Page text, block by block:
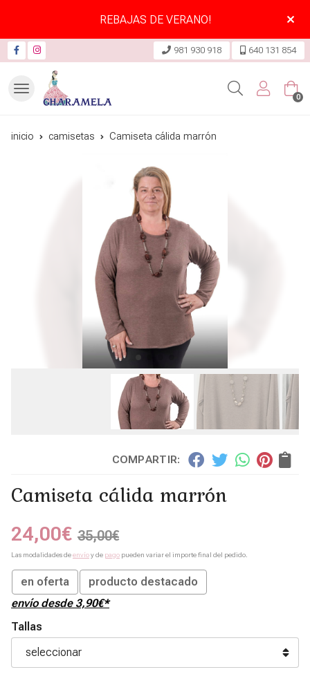
REBAJAS DE VERANO!
981 930 918 640 131 854
Buscar 0
inicio camisetas Camiseta cálida marrón
COMPARTIR:
Camiseta cálida marrón
24,00€ 35,00€
Las modalidades deenvíoy de pago pueden variar el importe final del pedido.
en oferta
producto destacado
envío desde 3,90€*
Tallas